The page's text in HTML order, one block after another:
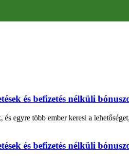
és befizetés nélküli
egyre több ember keresi a
és befizetés nélküli